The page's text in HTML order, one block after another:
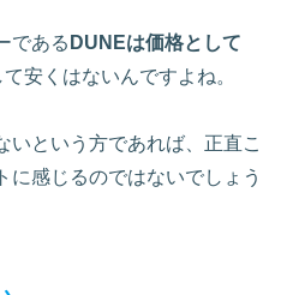
である DUNEは価格として
安くはないんですよね。
いという方であれば、正直こ
に感じるのではないでしょう